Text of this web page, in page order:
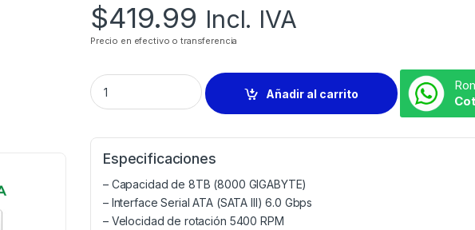
$419.99 Incl. IVA
Precio en efectivo o transferencia
Añadir al carrito
Especificaciones
– Capacidad de 8TB (8000 GIGABYTE)
– Interface Serial ATA (SATA III) 6.0 Gbps
– Velocidad de rotación 5400 RPM